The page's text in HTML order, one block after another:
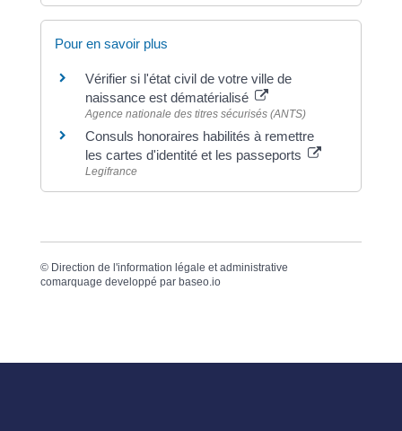
Pour en savoir plus
Vérifier si l'état civil de votre ville de
naissance est dématérialisé
Agence nationale des titres sécurisés (ANTS)
Consuls honoraires habilités à remettre
les cartes d'identité et les passeports
Legifrance
© Direction de l'information légale et administrative
comarquage developpé par baseo.io